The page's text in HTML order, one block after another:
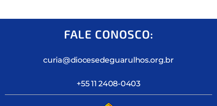
FALE CONOSCO:
curia@diocesedeguarulhos.org.br
+55 11 2408-0403